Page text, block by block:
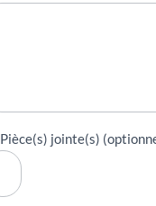
Pièce(s) jointe(s)